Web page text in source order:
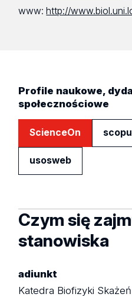
www:http://
Profile naukowe,
społecznościowe
ScienceOn
usosweb
Czym się
stanowiska
adiunkt
Katedra Biofizyki